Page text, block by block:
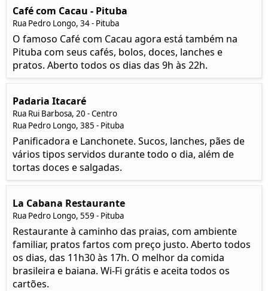
Café com Cacau - Pituba
Rua Pedro Longo, 34 - Pituba
O famoso Café com Cacau agora está também na
Pituba com seus cafés, bolos, doces, lanches e
pratos. Aberto todos os dias das 9h às 22h.
Padaria Itacaré
Rua Rui Barbosa, 20 - Centro
Rua Pedro Longo, 385 - Pituba
Panificadora e Lanchonete. Sucos, lanches, pães de
vários tipos servidos durante todo o dia, além de
tortas doces e salgadas.
La Cabana Restaurante
Rua Pedro Longo, 559 - Pituba
Restaurante à caminho das praias, com ambiente
familiar, pratos fartos com preço justo. Aberto todos
os dias, das 11h30 às 17h. O melhor da comida
brasileira e baiana. Wi-Fi grátis e aceita todos os
cartões.